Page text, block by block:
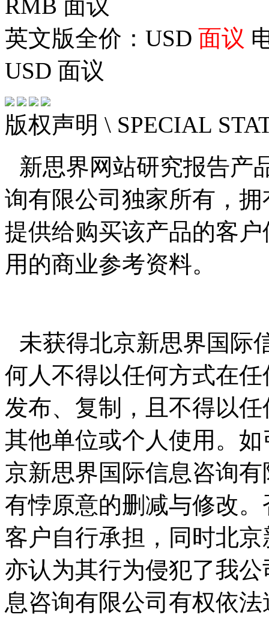
RMB 面议
英文版全价：USD 面议
USD 面议
版权声明 \ SPECIAL
新思界网站研究报告产
询有限公司独家所有，
提供给购买该产品的客
用的商业参考资料。
未获得北京新思界国际
何人不得以任何方式在
发布、复制，且不得以
其他单位或个人使用。
京新思界国际信息咨询
有悖原意的删减与修改
客户自行承担，同时北
亦认为其行为侵犯了我
息咨询有限公司有权依